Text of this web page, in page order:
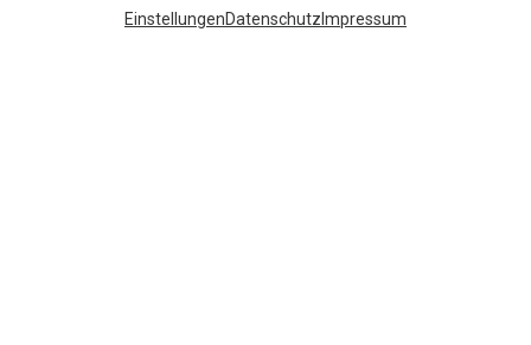
EinstellungenDatenschutz Impressum